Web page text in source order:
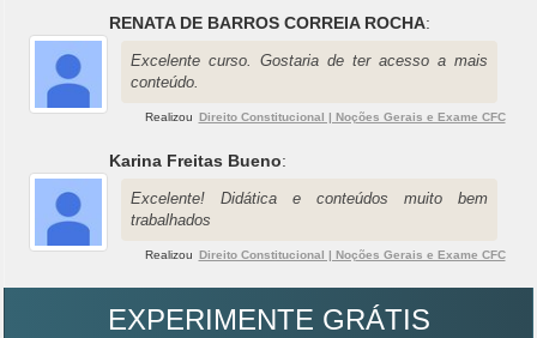
RENATA DE BARROS CORREIA ROCHA:
Excelente curso. Gostaria de ter acesso a mais
conteúdo.
Realizou Direito Constitucional | Noções Gerais e Exame CFC
Karina Freitas Bueno:
Excelente! Didática e conteúdos muito bem
trabalhados
Realizou Direito Constitucional | Noções Gerais e Exame CFC
EXPERIMENTE GRÁTIS